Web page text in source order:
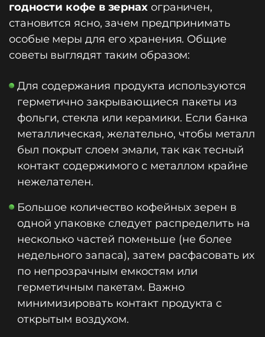
годности кофе в зернах ограничен,
становится ясно, зачем предпринимать
особые меры для его хранения. Общие
советы выглядят таким образом:
Для содержания продукта используются
герметично закрывающиеся пакеты из
фольги, стекла или керамики. Если банка
металлическая, желательно, чтобы металл
был покрыт слоем эмали, так как тесный
контакт содержимого с металлом крайне
нежелателен.
Большое количество кофейных зерен в
одной упаковке следует распределить на
несколько частей поменьше (не более
недельного запаса), затем расфасовать их
по непрозрачным емкостям или
герметичным пакетам. Важно
минимизировать контакт продукта с
открытым воздухом.